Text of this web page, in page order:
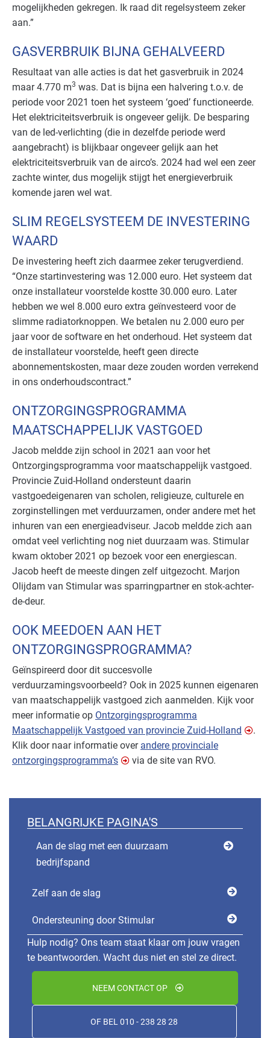
mogelijkheden gekregen. Ik raad dit regelsysteem zeker
aan.”
GASVERBRUIK BIJNA GEHALVEERD
Resultaat van alle acties is dat het gasverbruik in 2024
maar 4.770 m3 was. Dat is bijna een halvering t.o.v. de
periode voor 2021 toen het systeem ‘goed’ functioneerde.
Het elektriciteitsverbruik is ongeveer gelijk. De besparing
van de led-verlichting (die in dezelfde periode werd
aangebracht) is blijkbaar ongeveer gelijk aan het
elektriciteitsverbruik van de airco’s. 2024 had wel een zeer
zachte winter, dus mogelijk stijgt het energieverbruik
komende jaren wel wat.
SLIM REGELSYSTEEM DE INVESTERING
WAARD
De investering heeft zich daarmee zeker terugverdiend.
“Onze startinvestering was 12.000 euro. Het systeem dat
onze installateur voorstelde kostte 30.000 euro. Later
hebben we wel 8.000 euro extra geïnvesteerd voor de
slimme radiatorknoppen. We betalen nu 2.000 euro per
jaar voor de software en het onderhoud. Het systeem dat
de installateur voorstelde, heeft geen directe
abonnementskosten, maar deze zouden worden verrekend
in ons onderhoudscontract.”
ONTZORGINGSPROGRAMMA
MAATSCHAPPELIJK VASTGOED
Jacob meldde zijn school in 2021 aan voor het
Ontzorgingsprogramma voor maatschappelijk vastgoed.
Provincie Zuid-Holland ondersteunt daarin
vastgoedeigenaren van scholen, religieuze, culturele en
zorginstellingen met verduurzamen, onder andere met het
inhuren van een energieadviseur. Jacob meldde zich aan
omdat veel verlichting nog niet duurzaam was. Stimular
kwam oktober 2021 op bezoek voor een energiescan.
Jacob heeft de meeste dingen zelf uitgezocht. Marjon
Olijdam van Stimular was sparringpartner en stok-achter-
de-deur.
OOK MEEDOEN AAN HET
ONTZORGINGSPROGRAMMA?
Geïnspireerd door dit succesvolle
verduurzamingsvoorbeeld? Ook in 2025 kunnen eigenaren
van maatschappelijk vastgoed zich aanmelden. Kijk voor
meer informatie op Ontzorgingsprogramma
Maatschappelijk Vastgoed van provincie Zuid-Holland
.
Klik door naar informatie over andere provinciale
ontzorgingsprogramma’s
via de site van RVO.
BELANGRIJKE PAGINA'S
Aan de slag met een duurzaam
bedrijfspand
Zelf aan de slag
Ondersteuning door Stimular
Hulp nodig? Ons team staat klaar om jouw vragen
te beantwoorden. Wacht dus niet en stel ze direct.
NEEM CONTACT OP
OF BEL 010 - 238 28 28